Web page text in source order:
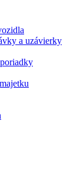
a uzávierky